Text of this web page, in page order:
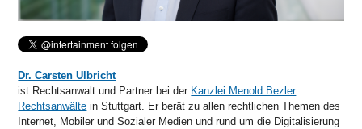
Dr. Carsten Ulbricht
ist Rechtsanwalt und Partner bei der Kanzlei Menold Bezler
Rechtsanwälte in Stuttgart. Er berät zu allen rechtlichen Themen des
Internet, Mobiler und Sozialer Medien und rund um die Digitalisierung